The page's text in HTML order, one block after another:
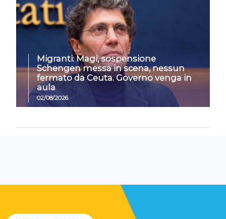
Migranti: Magi, sospensione
Schengen messa in scena, nessun
fermato da Ceuta. Governo venga in
aula
02/08/2026